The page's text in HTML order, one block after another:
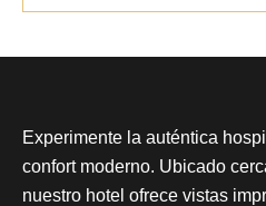
Experimente la auténtica
confort moderno. Ubicado
nuestro hotel ofrece vistas